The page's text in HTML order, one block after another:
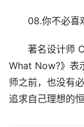
08.你不必喜
著名设计师
What Now?》表
师之前，也没有
追求自己理想的恒